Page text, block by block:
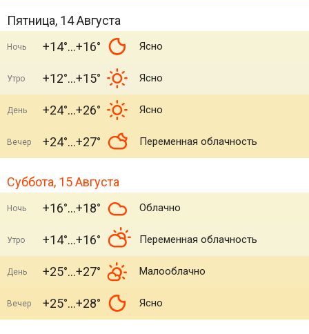
Пятница, 14 Августа
Ночь +14° +16° Ясно
Утро +12° +15° Ясно
День +24° +26° Ясно
Вечер +24° +27° Переменная облачность
Суббота, 15 Августа
Ночь +16° +18° Облачно
Утро +14° +16° Переменная облачность
День +25° +27° Малооблачно
Вечер +25° +28° Ясно